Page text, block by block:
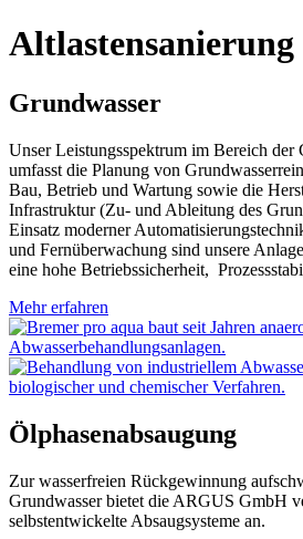
Altlastensanierung
Grundwasser
Unser Leistungsspektrum im Bereich der
umfasst die Planung von
Bau, Betrieb und Wartung sowie die
Infrastruktur (Zu- und Ableitung des
Einsatz moderner
und Fernüberwachung sind unsere
eine hohe Betriebssicherheit,
Mehr erfahren
Ölphasenabsaugung
Zur wasserfreien Rückgewinnung
Grundwasser bietet die ARGUS GmbH
selbstentwickelte Absaugsysteme an.